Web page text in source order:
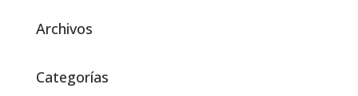
Archivos
Categorías